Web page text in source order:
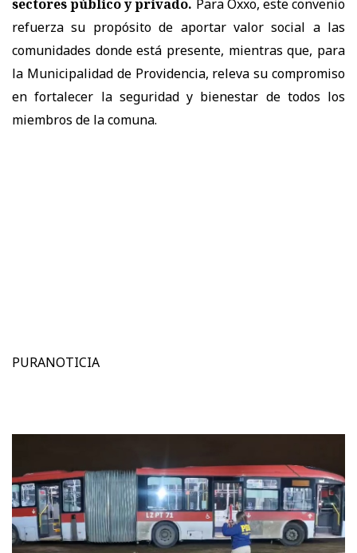
sectores público y privado. Para Oxxo, este convenio
refuerza su propósito de aportar valor social a las
comunidades donde está presente, mientras que, para
la Municipalidad de Providencia, releva su compromiso
en fortalecer la seguridad y bienestar de todos los
miembros de la comuna.
PURANOTICIA